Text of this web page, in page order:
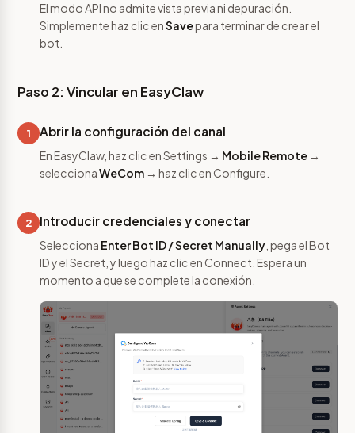
El modo API no admite vista previa ni depuración.
Simplemente haz clic enSavepara terminar de crear el
bot.
Paso 2: Vincular en EasyClaw
1 Abrir la configuración del canal
En EasyClaw, haz clic en Settings → Mobile Remote →
seleccionaWeCom → haz clic en Configure.
2 Introducir credenciales y conectar
Selecciona Enter Bot ID / Secret Manually , pega el Bot
ID y el Secret, y luego haz clic en Connect. Espera un
momento a que se complete la conexión.